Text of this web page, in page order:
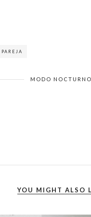
MODO NOCTURNO
YOU MIGHT ALSO